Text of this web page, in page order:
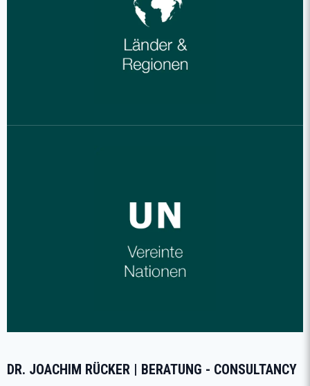
DR. JOACHIM RÜCKER | BERATUNG - CONSULTANCY